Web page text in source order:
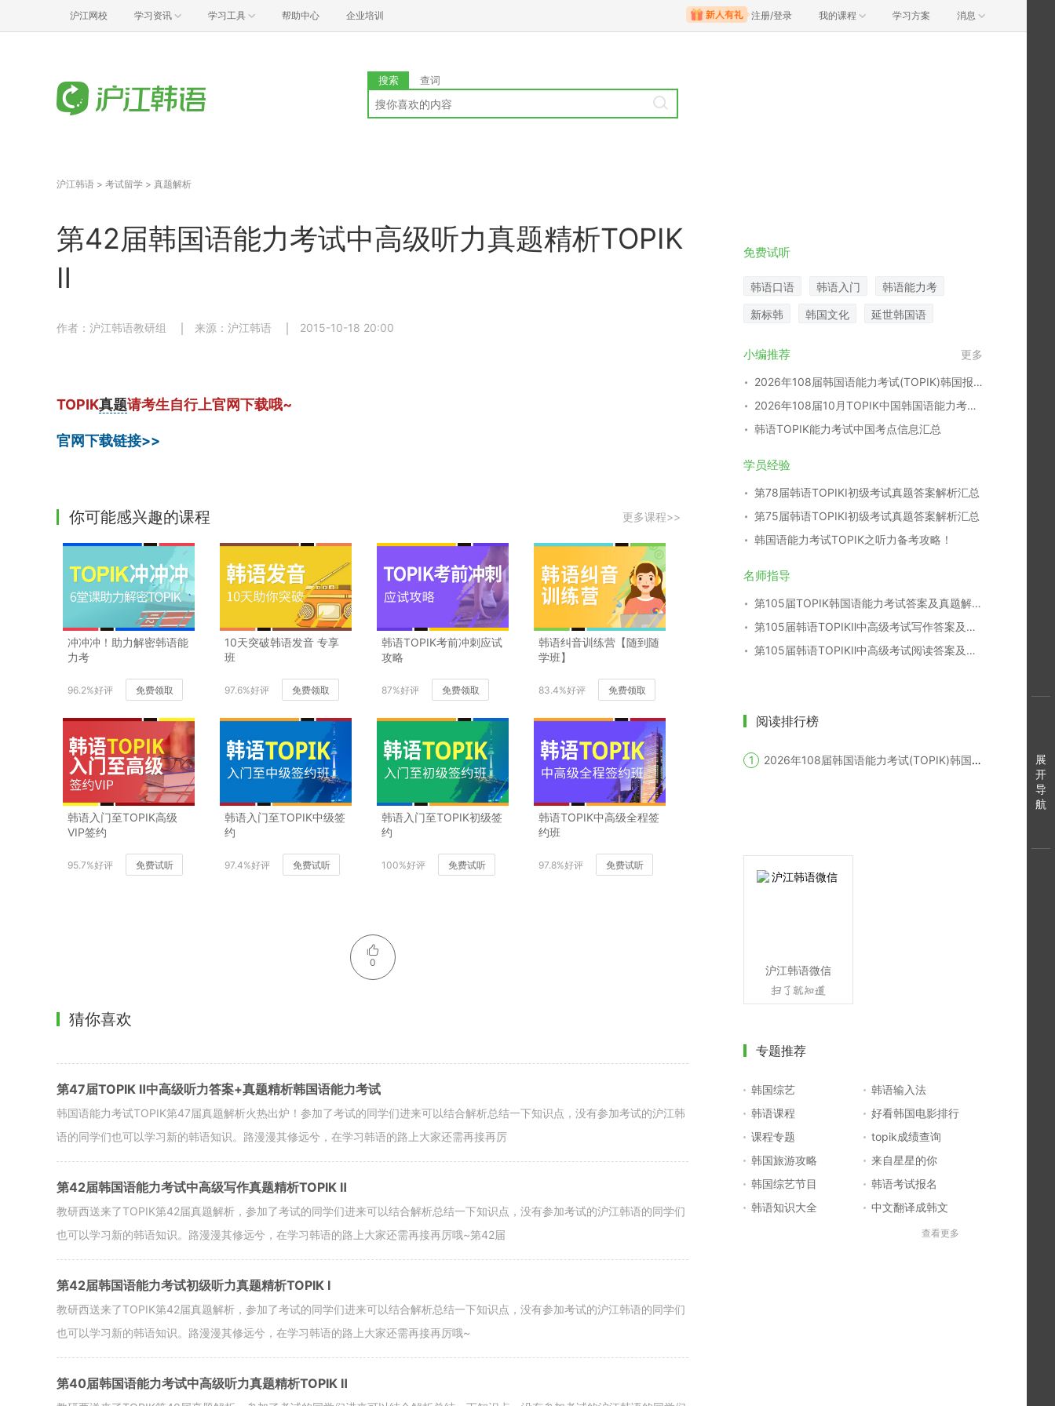
沪江网校 学习资讯 学习工具 帮助中心 企业培训 注册/登录 我的课程 学习方案 消息
搜索 查词
沪江韩语 > 考试留学 > 真题解析
第42届韩国语能力考试中高级听力真题精析TOPIK
Ⅱ
作者：沪江韩语教研组 来源：沪江韩语 2015-10-18 20:00
TOPIK真题请考生自行上官网下载哦~
官网下载链接>>
你可能感兴趣的课程 更多课程>>
冲冲冲！助力解密韩语能
力考
96.2%好评 免费领取
10天突破韩语发音 专享
班
97.6%好评 免费领取
韩语TOPIK考前冲刺应试
攻略
87%好评 免费领取
韩语纠音训练营【随到随
学班】
83.4%好评 免费领取
韩语入门至TOPIK高级
VIP签约
95.7%好评 免费试听
韩语入门至TOPIK中级签
约
97.4%好评 免费试听
韩语入门至TOPIK初级签
约
100%好评 免费试听
韩语TOPIK中高级全程签
约班
97.8%好评 免费试听
0
猜你喜欢
第47届TOPIK Ⅱ中高级听力答案+真题精析韩国语能力考试
韩国语能力考试TOPIK第47届真题解析火热出炉！参加了考试的同学们进来可以结合解析总结一下知识点，没有参加考试的沪江韩
语的同学们也可以学习新的韩语知识。路漫漫其修远兮，在学习韩语的路上大家还需再接再厉
第42届韩国语能力考试中高级写作真题精析TOPIK Ⅱ
教研西送来了TOPIK第42届真题解析，参加了考试的同学们进来可以结合解析总结一下知识点，没有参加考试的沪江韩语的同学们
也可以学习新的韩语知识。路漫漫其修远兮，在学习韩语的路上大家还需再接再厉哦~第42届
第42届韩国语能力考试初级听力真题精析TOPIK Ⅰ
教研西送来了TOPIK第42届真题解析，参加了考试的同学们进来可以结合解析总结一下知识点，没有参加考试的沪江韩语的同学们
也可以学习新的韩语知识。路漫漫其修远兮，在学习韩语的路上大家还需再接再厉哦~
第40届韩国语能力考试中高级听力真题精析TOPIK Ⅱ
免费试听
韩语口语 韩语入门 韩语能力考
新标韩 韩国文化 延世韩国语
小编推荐 更多
2026年108届韩国语能力考试(TOPIK)韩国报名时间
2026年108届10月TOPIK中国韩国语能力考试报名时间考点
韩语TOPIK能力考试中国考点信息汇总
学员经验
第78届韩语TOPIKⅠ初级考试真题答案解析汇总
第75届韩语TOPIKⅠ初级考试真题答案解析汇总
韩国语能力考试TOPIK之听力备考攻略！
名师指导
第105届TOPIK韩国语能力考试答案及真题解析汇总
第105届韩语TOPIKⅡ中高级考试写作答案及真题解析
第105届韩语TOPIKⅡ中高级考试阅读答案及真题解析
阅读排行榜
2026年108届韩国语能力考试(TOPIK)韩国报名时间
沪江韩语微信
专题推荐
韩国综艺
韩语输入法
韩语课程
好看韩国电影排行
课程专题
topik成绩查询
韩国旅游攻略
来自星星的你
韩国综艺节目
韩语考试报名
韩语知识大全
中文翻译成韩文
查看更多
展
开
导
航